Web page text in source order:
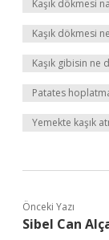
Kaşık dökmesi
Kaşık dökmesi
Kaşık gibisin ne
Patates
Yemekte kaşık
Önceki Yazı
Sibel Can